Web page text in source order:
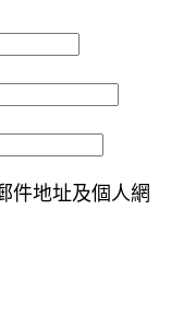
件地址及個人網